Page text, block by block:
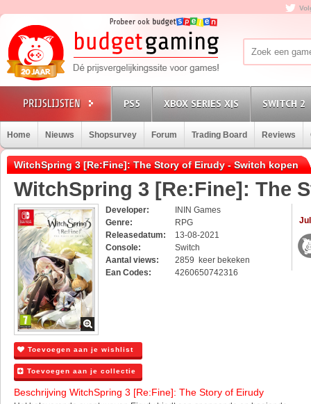
PS5 XBOX SERIES X|S SWITCH 2
Home Nieuws Shopsurvey Forum Trading Board Reviews
WitchSpring 3 [Re:Fine]: The Story of Eirudy - Switch kopen
WitchSpring 3 [Re:Fine]: The
Developer:
ININ Games
Genre:
RPG
Releasedatum:
13-08-2021
Console:
Switch
Aantal views:
2859 keer bekeken
Ean Codes:
4260650742316
Toevoegen aan je wishlist
Toevoegen aan je collectie
Beschrijving WitchSpring 3 [Re:Fine]: The Story of Eirudy